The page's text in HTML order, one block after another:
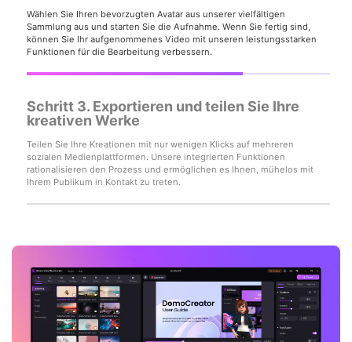
Wählen Sie Ihren bevorzugten Avatar aus unserer vielfältigen
Sammlung aus und starten Sie die Aufnahme. Wenn Sie fertig sind,
können Sie Ihr aufgenommenes Video mit unseren leistungsstarken
Funktionen für die Bearbeitung verbessern.
Schritt 3. Exportieren und teilen Sie Ihre
kreativen Werke
Teilen Sie Ihre Kreationen mit nur wenigen Klicks auf mehreren
sozialen Medienplattformen. Unsere integrierten Funktionen
rationalisieren den Prozess und ermöglichen es Ihnen, mühelos mit
Ihrem Publikum in Kontakt zu treten.